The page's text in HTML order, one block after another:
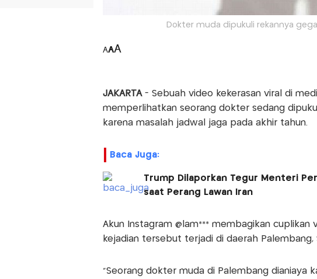
Dokter muda dipukuli rekannya
AAA
JAKARTA - Sebuah video kekerasan viral di
memperlihatkan seorang dokter sedang
karena masalah jadwal jaga pada akhir tahun.
Baca Juga:
Trump Dilaporkan Tegur Menteri
saat Perang Lawan Iran
Akun Instagram @lam*** membagikan cuplikan
kejadian tersebut terjadi di daerah Palembang,
"Seorang dokter muda di Palembang dianiaya